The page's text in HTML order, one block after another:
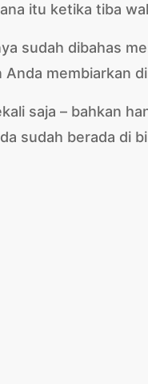
itu ketika tiba
sudah dibahas
membiarkan
saja – bahkan
sudah berada di